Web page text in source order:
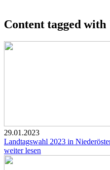
Content tagged
29.01.2023
Landtagswahl 2023 in
weiter lesen